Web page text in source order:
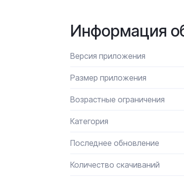
Информация
Версия приложения
Размер приложения
Возрастные ограничения
Категория
Последнее обновление
Количество скачиваний